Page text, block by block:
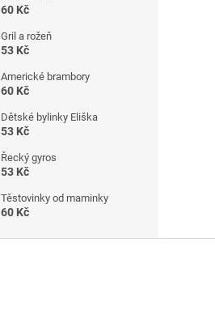
60 Kč
Gril a rožeň
53 Kč
Americké brambory
60 Kč
Dětské bylinky Eliška
53 Kč
Řecký gyros
53 Kč
Těstovinky od maminky
60 Kč